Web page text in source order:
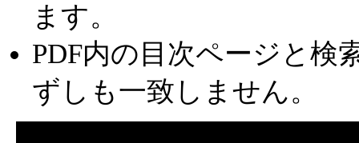
ます。
PDF内の目次ページと検
ずしも一致しません。